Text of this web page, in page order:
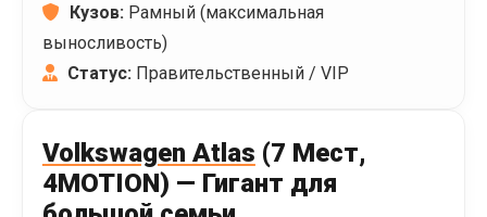
Кузов: Рамный (максимальная
выносливость)
Статус: Правительственный / VIP
Volkswagen Atlas (7 Мест,
4MOTION) — Гигант для